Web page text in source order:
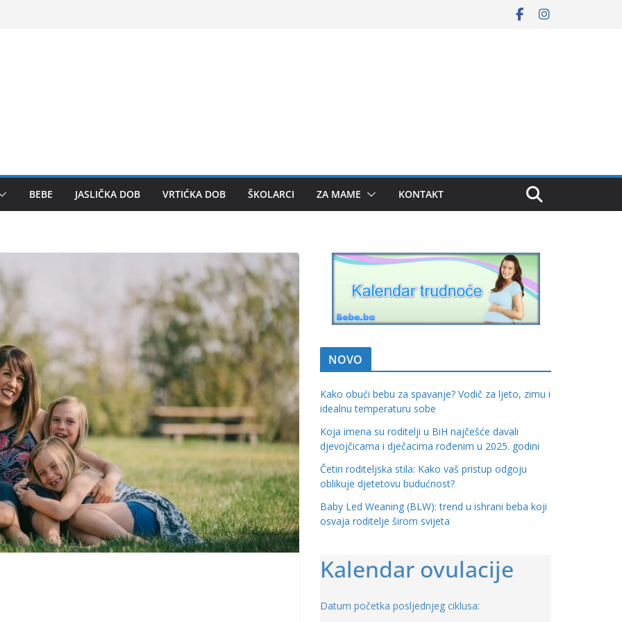
BEBE JASLIČKA DOB VRTIĆKA DOB ŠKOLARCI ZA MAME KONTAKT
NOVO
Kako obući bebu za spavanje? Vodič za ljeto, zimu i
idealnu temperaturu sobe
Koja imena su roditelji u BiH najčešće davali
djevojčicama i dječacima rođenim u 2025. godini
Četiri roditeljska stila: Kako vaš pristup odgoju
oblikuje djetetovu budućnost?
Baby Led Weaning (BLW): trend u ishrani beba koji
osvaja roditelje širom svijeta
Kalendar ovulacije
Datum početka posljednjeg ciklusa: